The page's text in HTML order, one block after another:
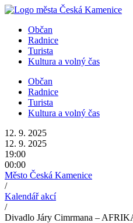
Přejít
obsahuObčan
Radnice
Turista
Kultura a volný čas
Občan
Radnice
Turista
Kultura a volný čas
12. 9. 2025
12. 9. 2025
19:00
00:00
Město Česká Kamenice
/
Kalendář akcí
/
Divadlo Járy Cimrmana –